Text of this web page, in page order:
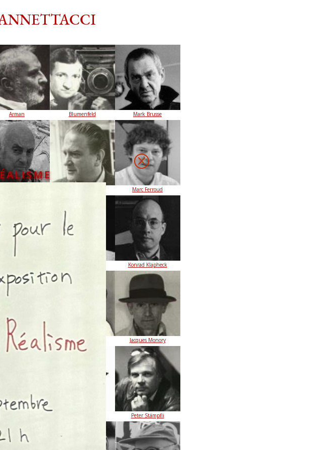
Arman Blumenfeld Mark Brusse
Marc Ferroud
Konrad Klapheck
Alberto Magnelli Man Ray Jacques Monory
Peter Stämpfli
Q